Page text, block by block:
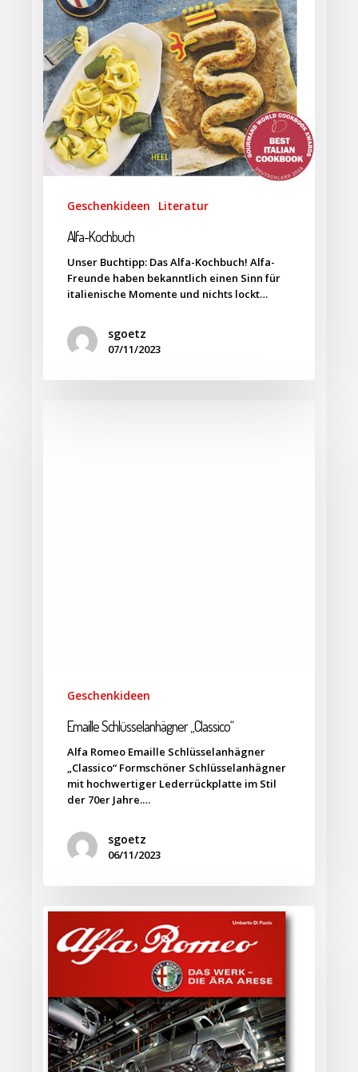
Geschenkideen Literatur
Alfa-Kochbuch
Unser Buchtipp: Das Alfa-Kochbuch! Alfa-
Freunde haben bekanntlich einen Sinn für
italienische Momente und nichts lockt…
sgoetz
07/11/2023
Geschenkideen
Emaille Schlüsselanhägner „Classico“
Alfa Romeo Emaille Schlüsselanhägner
„Classico“ Formschöner Schlüsselanhägner
mit hochwertiger Lederrückplatte im Stil
der 70er Jahre.…
sgoetz
06/11/2023